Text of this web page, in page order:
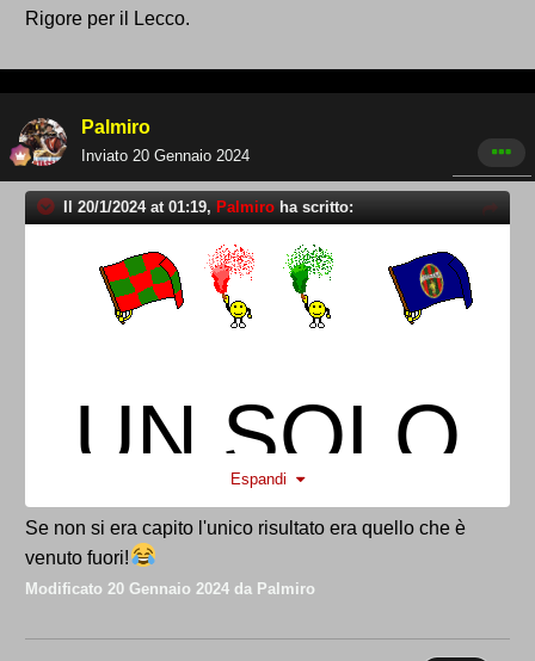
Rigore per il Lecco.
Palmiro
Inviato 20 Gennaio 2024
Il 20/1/2024 at 01:19, Palmiro ha scritto:
UN SOLO
RISULTAT
Espandi
Se non si era capito l'unico risultato era quello che è
venuto fuori!
Modificato 20 Gennaio 2024 da Palmiro